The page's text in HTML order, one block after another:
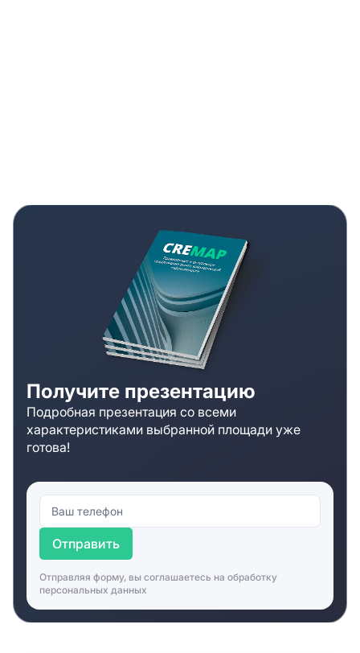
Получите презентацию
Подробная презентация со всеми
характеристиками выбранной площади уже
готова!
Отправить
Отправляя форму, вы соглашаетесь на обработку
персональных данных